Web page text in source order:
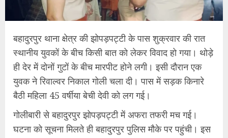
बहादुरपुर थाना क्षेत्र की झोपड़पट्टी के पास शुक्रवार की रात
स्थानीय युवकों के बीच किसी बात को लेकर विवाद हो गया। थोड़े
ही देर में दोनों गुटों के बीच मारपीट होने लगी। इसी दौरान एक
युवक ने रिवाल्वर निकाल गोली चला दी। पास में सड़क किनारे
बैठी महिला 45 वर्षीया बेची देवी को लग गई।
गोलीबारी से बहादुरपुर झोपड़पट्टी में अफरा तफरी मच गई।
घटना को सूचना मिलते ही बहादुरपुर पुलिस मौके पर पहुंची। इस